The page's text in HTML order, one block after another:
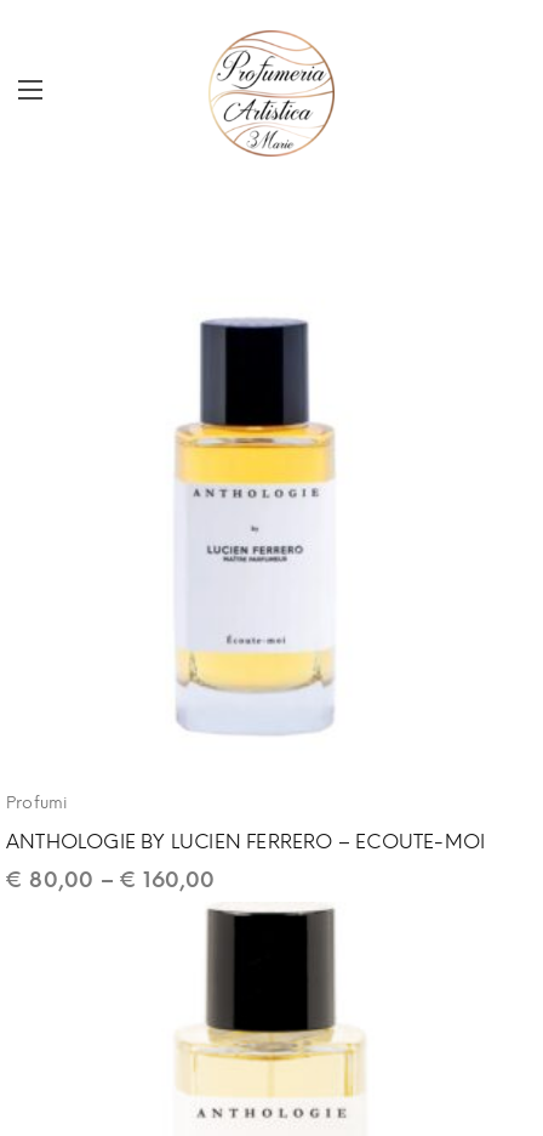
Profumi
ANTHOLOGIE BY LUCIEN FERRERO – ECOUTE-MOI
€ 80,00 –€ 160,00